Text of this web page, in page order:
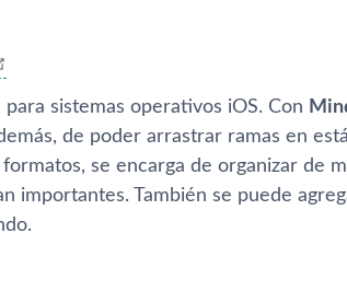
para sistemas operativos iOS. Con
de poder arrastrar ramas en
se encarga de organizar de
importantes. También se puede